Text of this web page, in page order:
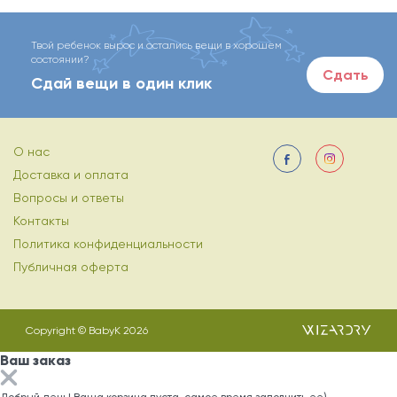
Твой ребенок вырос и остались вещи в хорошем
состоянии?
Сдай вещи в один клик Сдать
О нас
Доставка и оплата
Вопросы и ответы
Контакты
Политика конфиденциальности
Публичная оферта
Copyright © BabyK 2026
Ваш заказ